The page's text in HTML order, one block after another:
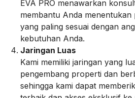
EVA PRO menawarkan
membantu Anda
yang paling sesuai dengan
kebutuhan Anda.
Jaringan Luas
Kami memiliki jaringan yang
pengembang properti dan
sehingga kami dapat